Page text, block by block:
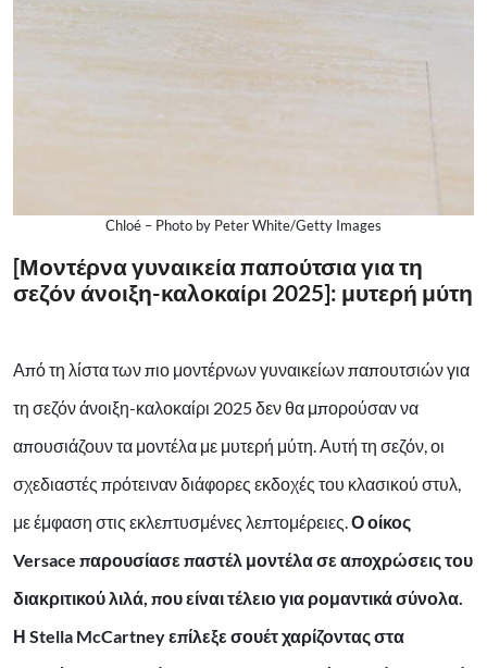
Chloé – Photo by Peter White/Getty Images
[Μοντέρνα γυναικεία παπούτσια για τη
σεζόν άνοιξη-καλοκαίρι 2025]: μυτερή μύτη
Από τη λίστα των πιο μοντέρνων γυναικείων παπουτσιών για
τη σεζόν άνοιξη-καλοκαίρι 2025 δεν θα μπορούσαν να
απουσιάζουν τα μοντέλα με μυτερή μύτη. Αυτή τη σεζόν, οι
σχεδιαστές πρότειναν διάφορες εκδοχές του κλασικού στυλ,
με έμφαση στις εκλεπτυσμένες λεπτομέρειες. Ο οίκος
Versace παρουσίασε παστέλ μοντέλα σε αποχρώσεις του
διακριτικού λιλά, που είναι τέλειο για ρομαντικά σύνολα.
Η Stella McCartney επίλεξε σουέτ χαρίζοντας στα